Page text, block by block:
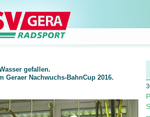
gefallen.
Geraer Nachwuchs-BahnCup 2016.